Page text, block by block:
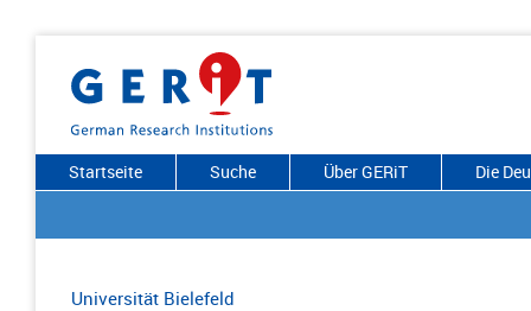
Startseite Suche Über GERiT Die
Universität Bielefeld